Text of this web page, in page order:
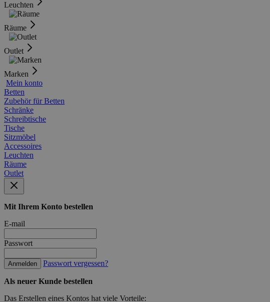
Leuchten
Räume
Outlet
Marken
Mein konto
Betten
Zubehör für Betten
Schränke
Schreibtische
Tische
Sitzmöbel
Accessoires
Leuchten
Räume
Outlet
Mit Ihrem Konto bestellen
E-mail
Passwort
Anmelden Passwort vergessen?
Als neuer Kunde bestellen
Das Erstellen eines Kontos hat viele Vorteile: